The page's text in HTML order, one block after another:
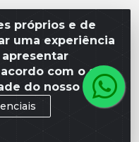
próprios e de
uma experiência
com o seu
do nosso site.
Gandini, 329 – Vila
/ SP - CEP 15077-
0003-10